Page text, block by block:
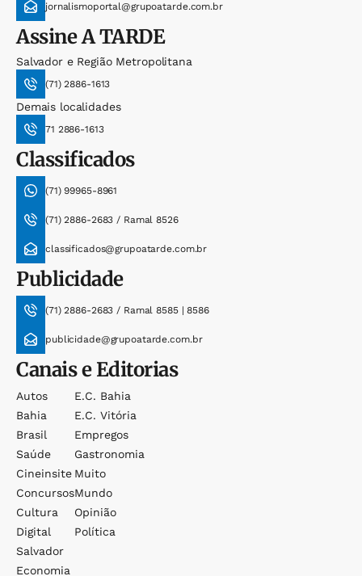
jornalismoportal@grupoatarde.com.br
AssineA TARDE
Salvador e Região Metropolitana
(71) 2886-1613
Demais localidades
71 2886-1613
Classificados
(71) 99965-8961
(71) 2886-2683 / Ramal 8526
classificados@grupoatarde.com.br
Publicidade
(71) 2886-2683 / Ramal 8585 | 8586
publicidade@grupoatarde.com.br
Canais e Editorias
Autos
Bahia
Brasil
Saúde
Cineinsite
Concursos
Cultura
Digital
Salvador
Economia
E.c. Bahia
E.c. Vitória
Empregos
Gastronomia
Muito
Mundo
Opinião
Política